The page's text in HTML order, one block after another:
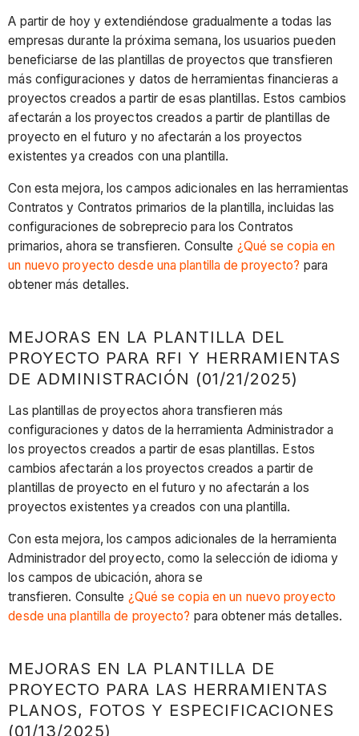
A partir de hoy y extendiéndose gradualmente a todas las
empresas durante la próxima semana, los usuarios pueden
beneficiarse de las plantillas de proyectos que transfieren
más configuraciones y datos de herramientas financieras a
proyectos creados a partir de esas plantillas. Estos cambios
afectarán a los proyectos creados a partir de plantillas de
proyecto en el futuro y no afectarán a los proyectos
existentes ya creados con una plantilla.
Con esta mejora, los campos adicionales en las herramientas
Contratos y Contratos primarios de la plantilla, incluidas las
configuraciones de sobreprecio para los Contratos
primarios, ahora se transfieren. Consulte ¿Qué se copia en
un nuevo proyecto desde una plantilla de proyecto? para
obtener más detalles.
MEJORAS EN LA PLANTILLA DEL
PROYECTO PARA RFI Y HERRAMIENTAS
DE ADMINISTRACIÓN (01/21/2025)
Las plantillas de proyectos ahora transfieren más
configuraciones y datos de la herramienta Administrador a
los proyectos creados a partir de esas plantillas. Estos
cambios afectarán a los proyectos creados a partir de
plantillas de proyecto en el futuro y no afectarán a los
proyectos existentes ya creados con una plantilla.
Con esta mejora, los campos adicionales de la herramienta
Administrador del proyecto, como la selección de idioma y
los campos de ubicación, ahora se
transfieren. Consulte ¿Qué se copia en un nuevo proyecto
desde una plantilla de proyecto? para obtener más detalles.
MEJORAS EN LA PLANTILLA DE
PROYECTO PARA LAS HERRAMIENTAS
PLANOS, FOTOS Y ESPECIFICACIONES
(01/13/2025)